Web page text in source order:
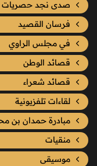
صدى نجد حصريات
فرسان القصيد
في مجلس الراوي
قصائد الوطن
قصائد شعراء
لقاءات تلفزيونية
مبادرة حمدان بن
منقيات
موسيقى